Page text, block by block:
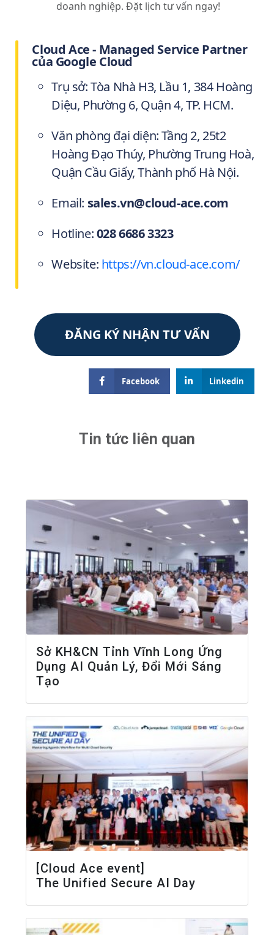
doanh nghiệp. Đặt lịch tư vấn ngay!
Cloud Ace - Managed Service Partner
của Google Cloud
Trụ sở: Tòa Nhà H3, Lầu 1, 384 Hoàng
Diệu, Phường 6, Quận 4, TP. HCM.
Văn phòng đại diện: Tầng 2, 25t2
Hoàng Đạo Thúy, Phường Trung Hoà,
Quận Cầu Giấy, Thành phố Hà Nội.
Email: sales.vn@cloud-ace.com
Hotline:028 6686 3323
Website: https://vn.cloud-ace.com/
ĐĂNG KÝ NHẬN TƯ VẤN
Facebook Linkedin
Tin tức liên quan
Sở KH&CN Tỉnh Vĩnh Long Ứng
Dụng AI Quản Lý, Đổi Mới Sáng
Tạo
[Cloud Ace event]
The Unified Secure AI Day